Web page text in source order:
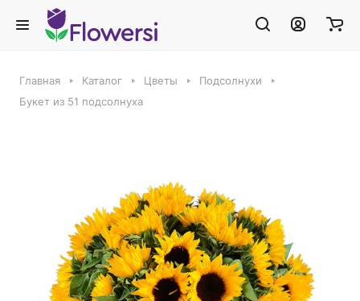
Главная Каталог Цветы
Подсолнухи
Букет из 51 подсолнуха